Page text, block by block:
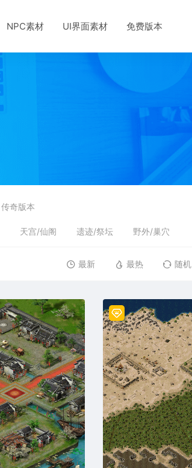
NPC素材 UI界面素材 免费版本
传奇版本
天宫/仙阁 遗迹/祭坛 野外/巢穴
最新 最热 随机